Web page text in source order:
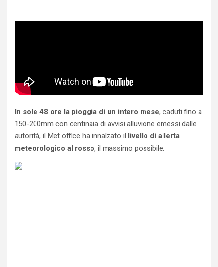
In sole 48 ore la pioggia di un intero mese, caduti fino a
150-200mm con centinaia di avvisi alluvione emessi dalle
autorità, il Met office ha innalzato il livello di allerta
meteorologico al rosso, il massimo possibile.